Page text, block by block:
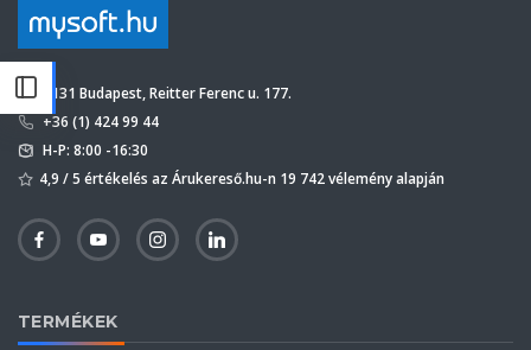
1131 Budapest, Reitter Ferenc u. 177.
+36 (1) 424 99 44
H-P: 8:00 -16:30
4,9 / 5 értékelés az Árukereső.hu-n 19 742 vélemény alapján
TERMÉKEK